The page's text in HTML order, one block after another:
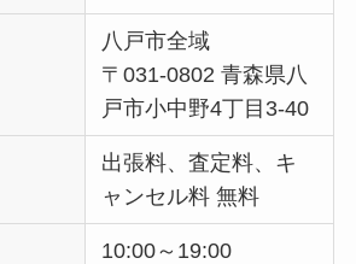
八戸市全域
〒031-0802 青森県八
戸市小中野4丁目3-40
出張料、査定料、キ
ャンセル料 無料
10:00～19:00